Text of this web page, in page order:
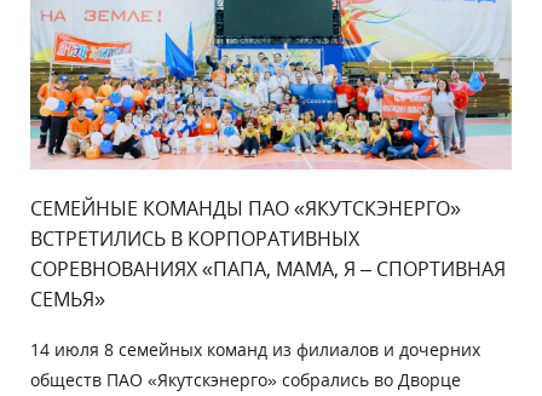
СЕМЕЙНЫЕ КОМАНДЫ ПАО «ЯКУТСКЭНЕРГО»
ВСТРЕТИЛИСЬ В КОРПОРАТИВНЫХ
СОРЕВНОВАНИЯХ «ПАПА, МАМА, Я – СПОРТИВНАЯ
СЕМЬЯ»
14 июля 8 семейных команд из филиалов и дочерних
обществ ПАО «Якутскэнерго» собрались во Дворце